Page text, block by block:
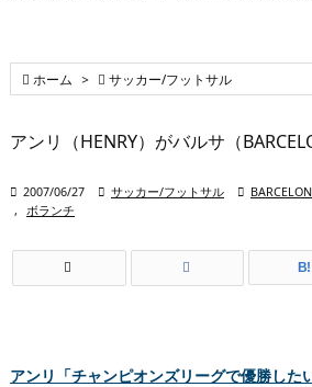
 ホーム >  サッカー/フットサル
アンリ（HENRY）がバルサ（
 2007/06/27  サッカー/フットサル 
,
ボランチ
B!
アンリ「チャンピオンズリーグで優勝し